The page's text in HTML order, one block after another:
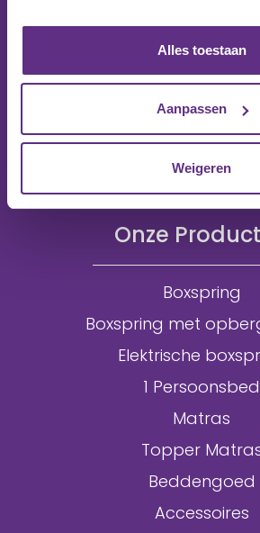
Alles toestaan
Aanpassen
Weigeren
Onze
Boxspring
Boxspring met
Elektrische
1 Persoonsbed
Matras
Topper
Beddengoed
Accessoires